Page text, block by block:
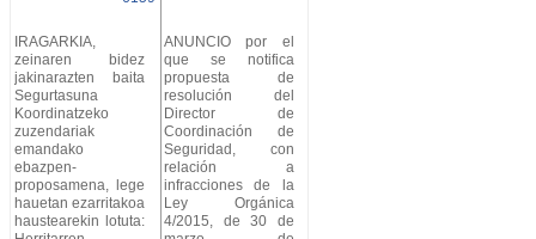
IRAGARKIA,
zeinaren bidez
jakinarazten baita
Segurtasuna
Koordinatzeko
zuzendariak
emandako
ebazpen-
proposamena, lege
hauetan ezarritakoa
haustearekin lotuta:
ANUNCIO por el
que se notifica
propuesta de
resolución del
Director de
Coordinación de
Seguridad, con
relación a
infracciones de la
Ley Orgánica
4/2015, de 30 de